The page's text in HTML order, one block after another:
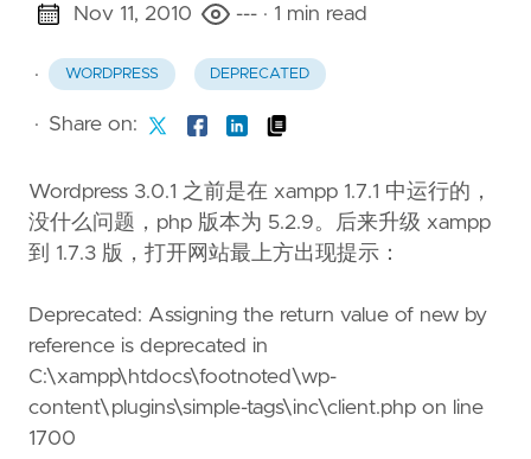
Nov 11, 2010 --- · 1 min read
· WORDPRESS DEPRECATED
· Share on:
Wordpress 3.0.1 之前是在 xampp 1.7.1 中运行的，
没什么问题，php 版本为 5.2.9。后来升级 xampp
到 1.7.3 版，打开网站最上方出现提示：
Deprecated: Assigning the return value of new by
reference is deprecated in
C:\xampp\htdocs\footnoted\wp-
content\plugins\simple-tags\inc\client.php on line
1700